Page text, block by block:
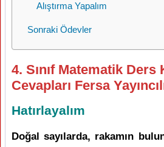
Alıştırma Yapalım
Sonraki Ödevler
4. Sınıf Matematik Ders
Cevapları Fersa
Hatırlayalım
Doğal sayılarda, rakamın